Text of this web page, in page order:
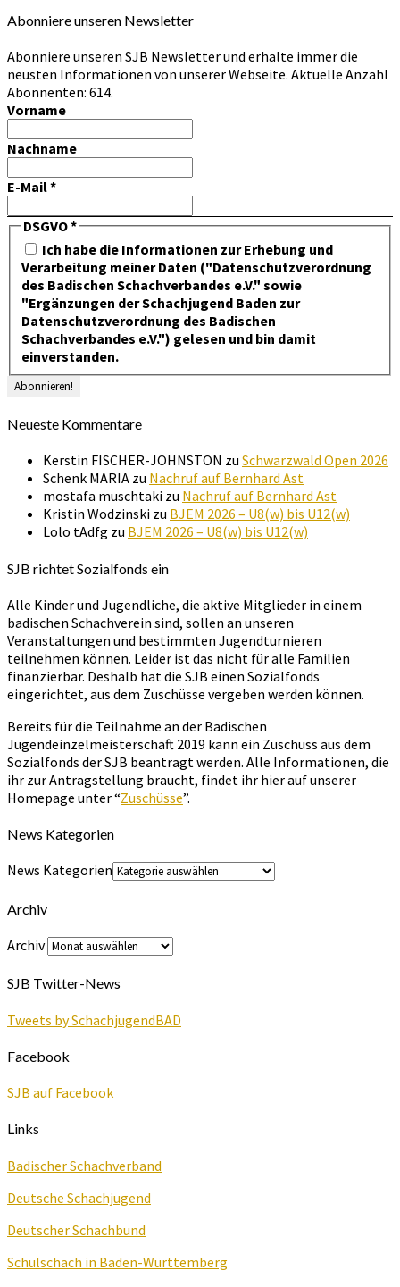
Abonniere unseren Newsletter
Abonniere unseren SJB Newsletter und erhalte immer die
neusten Informationen von unserer Webseite. Aktuelle Anzahl
Abonnenten: 614.
Vorname
Nachname
E-Mail*
DSGVO*
Ich habe die Informationen zur Erhebung und
Verarbeitung meiner Daten ("Datenschutzverordnung
des Badischen Schachverbandes e.V." sowie
"Ergänzungen der Schachjugend Baden zur
Datenschutzverordnung des Badischen
Schachverbandes e.V.") gelesen und bin damit
einverstanden.
Neueste Kommentare
Kerstin FISCHER-JOHNSTON zu Schwarzwald Open 2026
Schenk MARIA zu Nachruf auf Bernhard Ast
mostafa muschtaki zu Nachruf auf Bernhard Ast
Kristin Wodzinski zu BJEM 2026 – U8(w) bis U12(w)
Lolo tAdfg zu BJEM 2026 – U8(w) bis U12(w)
SJB richtet Sozialfonds ein
Alle Kinder und Jugendliche, die aktive Mitglieder in einem
badischen Schachverein sind, sollen an unseren
Veranstaltungen und bestimmten Jugendturnieren
teilnehmen können. Leider ist das nicht für alle Familien
finanzierbar. Deshalb hat die SJB einen Sozialfonds
eingerichtet, aus dem Zuschüsse vergeben werden können.
Bereits für die Teilnahme an der Badischen
Jugendeinzelmeisterschaft 2019 kann ein Zuschuss aus dem
Sozialfonds der SJB beantragt werden. Alle Informationen, die
ihr zur Antragstellung braucht, findet ihr hier auf unserer
Homepage unter “Zuschüsse”.
News Kategorien
News Kategorien
Archiv
Archiv
SJB Twitter-News
Tweets by SchachjugendBAD
Facebook
SJB auf Facebook
Links
Badischer Schachverband
Deutsche Schachjugend
Deutscher Schachbund
Schulschach in Baden-Württemberg